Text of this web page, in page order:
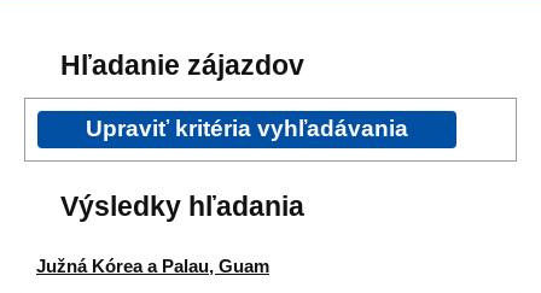
Hľadanie zájazdov
Výsledky hľadania
Južná Kórea a Palau, Guam